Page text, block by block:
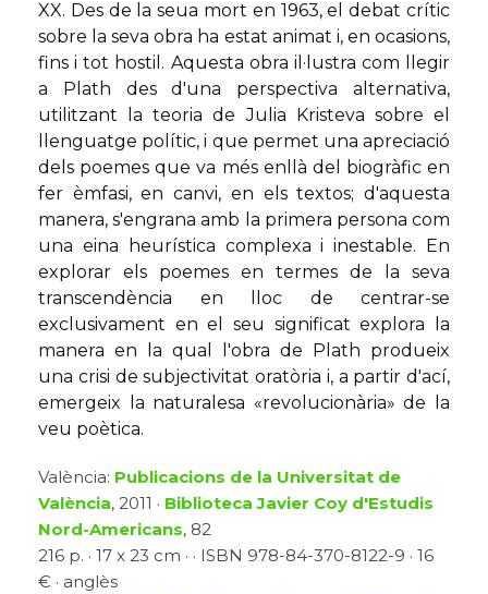
XX. Des de la seua mort en 1963, el debat crític
sobre la seva obra ha estat animat i, en ocasions,
fins i tot hostil. Aquesta obra il·lustra com llegir
a Plath des d'una perspectiva alternativa,
utilitzant la teoria de Julia Kristeva sobre el
llenguatge polític, i que permet una apreciació
dels poemes que va més enllà del biogràfic en
fer èmfasi, en canvi, en els textos; d'aquesta
manera, s'engrana amb la primera persona com
una eina heurística complexa i inestable. En
explorar els poemes en termes de la seva
transcendència en lloc de centrar-se
exclusivament en el seu significat explora la
manera en la qual l'obra de Plath produeix
una crisi de subjectivitat oratòria i, a partir d'ací,
emergeix la naturalesa «revolucionària» de la
veu poètica.
València: Publicacions de la Universitat de
València, 2011 · Biblioteca Javier Coy d'Estudis
Nord-Americans, 82
216 p. · 17 x 23 cm · · ISBN 978-84-370-8122-9 · 16
€ · anglès